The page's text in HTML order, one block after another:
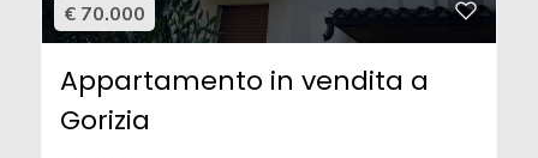
€ 70.000
Appartamento in vendita a
Gorizia